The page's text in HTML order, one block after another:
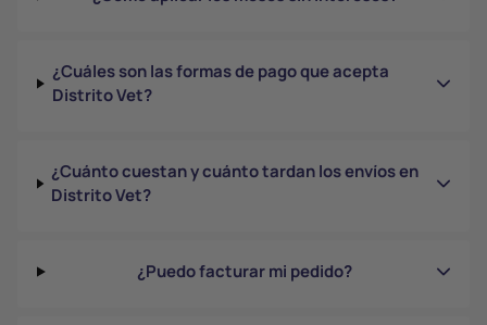
¿Cuáles son las formas de pago que acepta
Distrito Vet?
¿Cuánto cuestan y cuánto tardan los envíos en
Distrito Vet?
¿Puedo facturar mi pedido?